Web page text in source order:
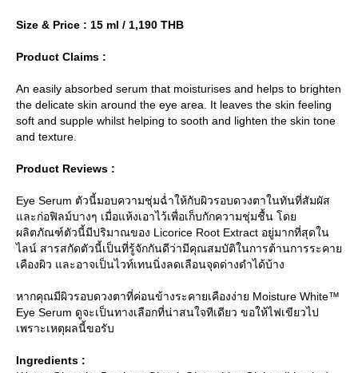
Size & Price : 15 ml / 1,190 THB
Product Claims :
An easily absorbed serum that moisturises and helps to brighten
the delicate skin around the eye area. It leaves the skin feeling
soft and supple whilst helping to sooth and lighten the skin tone
and texture.
Product Reviews :
Eye Serum ตัวนี้มอบความชุ่มฉ่ำให้กับผิวรอบดวงตาในทันที่สัมผัส
ละก่อฟิลม์บางๆ เมื่อแห้งเอาไว้เพื่อเก็บกักความชุ่มชื้น โด
ผลิตภัณฑ์ตัวนี้มีปริมาณของ Licorice Root Extract อยู่มากที่สุดใน
ไลน์ สารสกัดตัวนี้เป็นที่รู้จักกันดีว่ามีคุณสมบัติในการต้านการระคา
เคืองผิว และอาจเป็นไวท์เทนนิ่งลดเลือนจุดด่างดำได้บ้าง
หากคุณมีผิวรอบดวงตาที่ค่อนข้างระคายเคืองง่าย Moisture White™
Eye Serum ดูจะเป็นทางเลือกที่น่าสนใจทีเดียว ขอให้ไฟเขียวไป
เพราะเหตุผลนี้ขอรับ
Ingredients :